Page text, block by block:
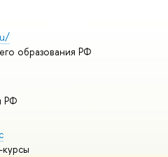
образования РФ
РФ